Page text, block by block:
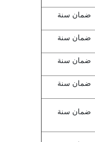
ضمان سنة
ضمان سنة
ضمان سنة
ضمان سنة
ضمان سنة